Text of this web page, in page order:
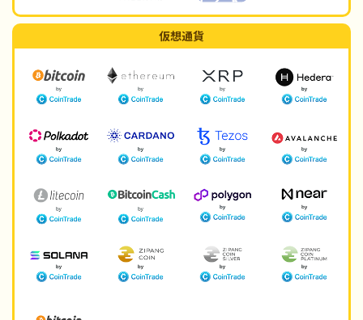
仮想通貨